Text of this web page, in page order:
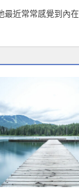
最近常常感覺到內